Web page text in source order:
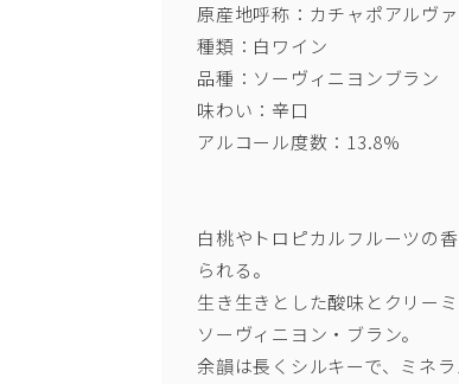
原産地呼称：カチャポアルヴ
種類：白ワイン
品種：ソーヴィニヨンブラン
味わい：辛口
アルコール度数：13.8%
白桃やトロピカルフルーツの
られる。
生き生きとした酸味とクリー
ソーヴィニヨン・ブラン。
余韻は長くシルキーで、ミネ